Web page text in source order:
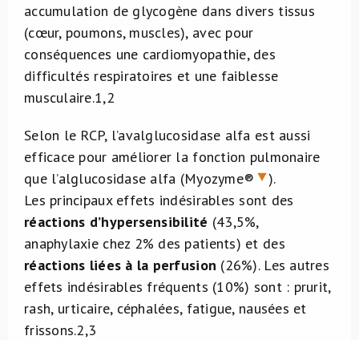
accumulation de glycogène dans divers tissus
(cœur, poumons, muscles), avec pour
conséquences une cardiomyopathie, des
difficultés respiratoires et une faiblesse
musculaire.1,2
Selon le RCP, l’avalglucosidase alfa est aussi
efficace pour améliorer la fonction pulmonaire
que l’alglucosidase alfa (Myozyme®
).
Les principaux effets indésirables sont des
réactions d’hypersensibilité (43,5%,
anaphylaxie chez 2% des patients) et des
réactions liées à la perfusion (26%). Les autres
effets indésirables fréquents (10%) sont : prurit,
rash, urticaire, céphalées, fatigue, nausées et
frissons.2,3